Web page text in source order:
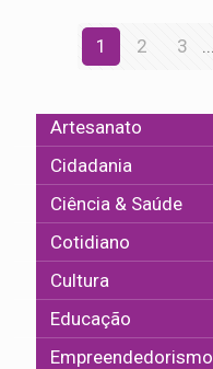
1 2 3 ...
Artesanato
Cidadania
Ciência & Saúde
Cotidiano
Cultura
Educação
Empreendedorismo